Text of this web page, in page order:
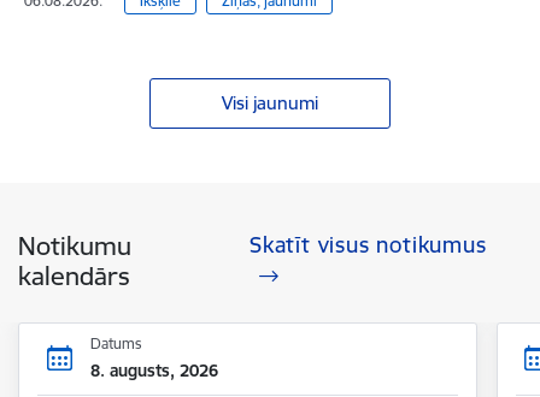
Visi jaunumi
Notikumu
kalendārs
Skatīt visus notikumus
Datums
8. augusts, 2026